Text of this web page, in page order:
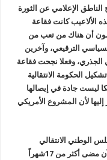
الإعلامي عن الثورة
الألاعيب كانت فقاعة
أن هناك من تعب من
الترقيعي، وآخرين
الجذري، وفعلا نجحت فقاعة
الحكومة الانتقالية
ليست جادة في إيصالها
لأن المشروع الأمريكي
الوطني الانتقالي
أكثر من 17شه
راً